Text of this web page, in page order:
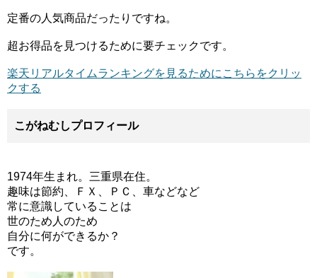
定番の人気商品だったりですね。
超お得品を見つけるために要チェックです。
楽天リアルタイムランキングを見るためにこちらをクリッ
クする
こがねむしプロフィール
1974年生まれ。三重県在住。
趣味は節約、ＦＸ、ＰＣ、車などなど
常に意識していることは
世のため人のため
自分に何ができるか？
です。